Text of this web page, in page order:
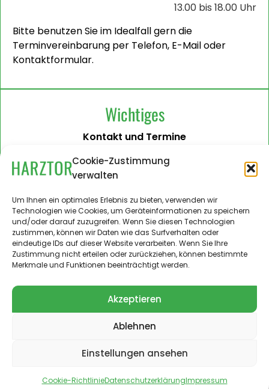
Cookie-Zustimmung
verwalten
Um Ihnen ein optimales Erlebnis zu bieten, verwenden wir
Technologien wie Cookies, um Geräteinformationen zu speichern
und/oder darauf zuzugreifen. Wenn Sie diesen Technologien
zustimmen, können wir Daten wie das Surfverhalten oder
eindeutige IDs auf dieser Website verarbeiten. Wenn Sie Ihre
Zustimmung nicht erteilen oder zurückziehen, können bestimmte
Merkmale und Funktionen beeinträchtigt werden.
Akzeptieren
Ablehnen
Einstellungen ansehen
Cookie-RichtlinieDatenschutzerklärungImpressum
13.00 bis 18.00 Uhr
Bitte benutzen Sie im Idealfall gern die
Terminvereinbarung per Telefon, E-Mail oder
Kontaktformular.
Wichtiges
Kontakt und Termine
Barrierefreiheit
Impressum
Datenschutzerklärung
Administration
Harztor.de als Web-App
auf
iPhone und Android
© 2024 – 2026 Landgemeinde Harztor. Alle Rechte
vorbehalten.